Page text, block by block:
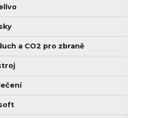
a CO2 pro zbraně